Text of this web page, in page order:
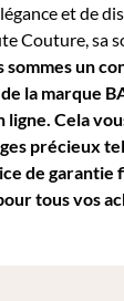
et de
Couture, sa
sommes un
la marque
Cela
précieux
de garantie
tous vos